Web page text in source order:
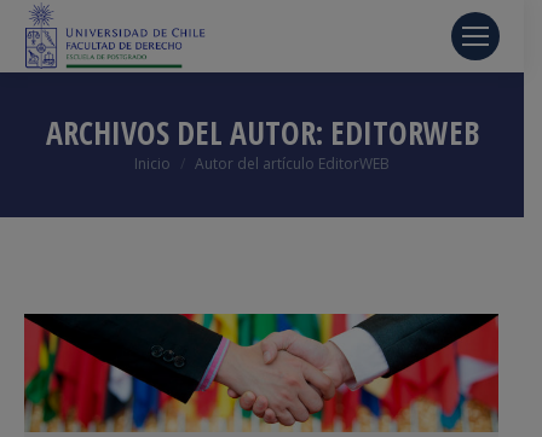
ARCHIVOS DEL AUTOR: EDITORWEB
Estás aquí:
Inicio Autor del artículo EditorWEB